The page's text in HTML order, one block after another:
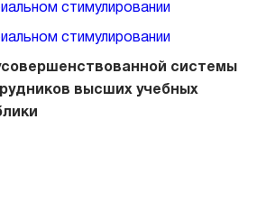
стимулировании
стимулировании
системы
высших учебных